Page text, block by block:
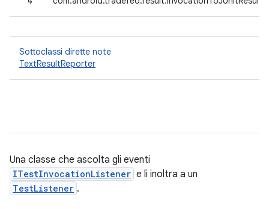
Sottoclassi dirette note
TextResultReporter
Una classe che ascolta gli eventi
ITestInvocationListener e li inoltra a un
TestListener .